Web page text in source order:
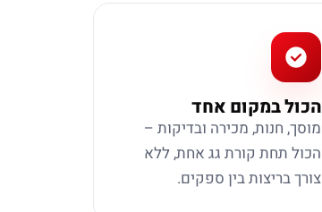
הכול במקום אחד
מוסך, חנות, מכירה ובדיקות –
הכול תחת קורת גג אחת, ללא
צורך בריצות בין ספקים.